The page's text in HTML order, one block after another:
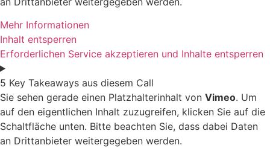
Mehr Informationen
Inhalt entsperren
Erforderlichen Service akzeptieren und Inhalte entsperren
5 Key Takeaways aus diesem Call
Sie sehen gerade einen Platzhalterinhalt von Vimeo. Um
auf den eigentlichen Inhalt zuzugreifen, klicken Sie auf die
Schaltfläche unten. Bitte beachten Sie, dass dabei Daten
an Drittanbieter weitergegeben werden.